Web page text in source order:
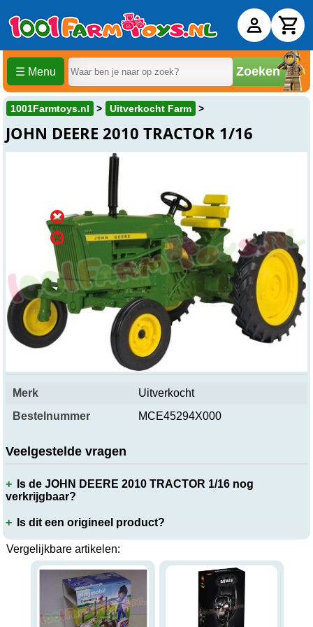
☰ Menu Zoeken
1001Farmtoys.nl Uitverkocht Farm
JOHN DEERE 2010 TRACTOR 1/16
Uitverkocht
Uitverkocht
Uitverkocht
Over dit product
Productspecificaties
Merk
Uitverkocht
Bestelnummer
MCE45294X000
Veelgestelde vragen
Is de JOHN DEERE 2010 TRACTOR 1/16 nog
verkrijgbaar?
Is dit een origineel product?
Vergelijkbare artikelen: